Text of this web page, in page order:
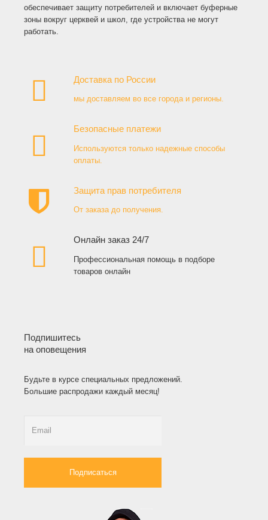
обеспечивает защиту потребителей и включает буферные
зоны вокруг церквей и школ, где устройства не могут
работать.
Доставка по России
мы доставляем во все города и регионы.
Безопасные платежи
Используются только надежные способы
оплаты.
Защита прав потребителя
От заказа до получения.
Онлайн заказ 24/7
Профессиональная помощь в подборе
товаров онлайн
Подпишитесь
на оповещения
Будьте в курсе специальных предложений.
Большие распродажи каждый месяц!
Подписаться